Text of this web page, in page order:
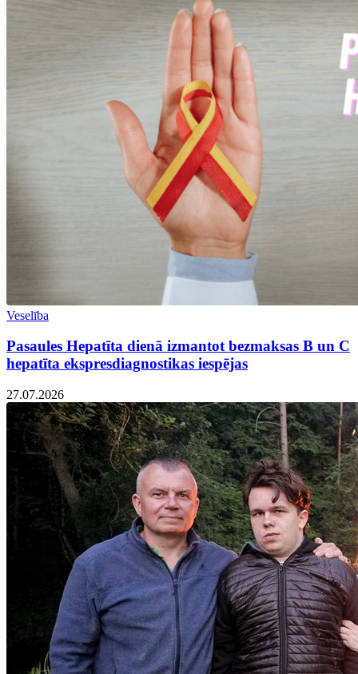
Veselība
Pasaules Hepatīta dienā izmantot bezmaksas B un C
hepatīta ekspresdiagnostikas iespējas
27.07.2026